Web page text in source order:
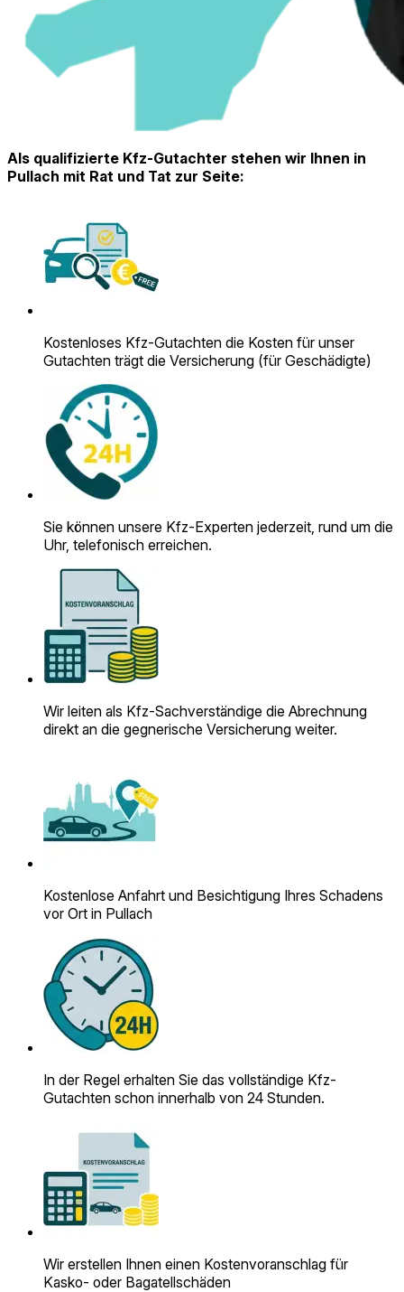
Als qualifizierte Kfz-Gutachter stehen wir Ihnen in
Pullach mit Rat und Tat zur Seite:
Kostenloses Kfz-Gutachten die Kosten für unser
Gutachten trägt die Versicherung (für Geschädigte)
Sie können unsere Kfz-Experten jederzeit, rund um die
Uhr, telefonisch erreichen.
Wir leiten als Kfz-Sach­verständige die Abrechnung
direkt an die gegnerische Versicherung weiter.
Kostenlose Anfahrt und Besichtigung Ihres Schadens
vor Ort in Pullach
In der Regel erhalten Sie das vollständige Kfz-
Gutachten schon innerhalb von 24 Stunden.
Wir erstellen Ihnen einen Kosten­voranschlag für
Kasko- oder Bagatell­schäden